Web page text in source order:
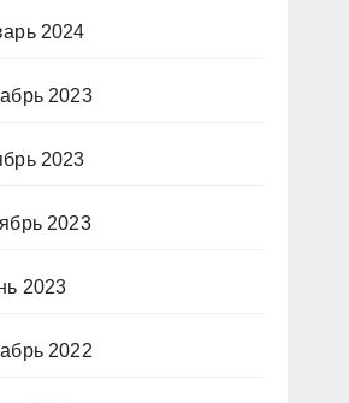
2024
2023
2023
2023
2023
2022